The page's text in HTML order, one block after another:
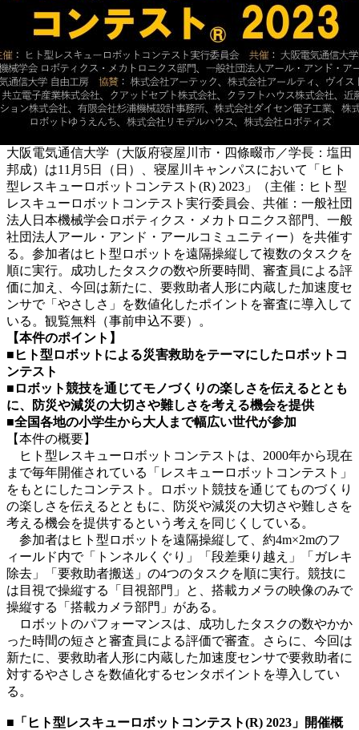
大阪電気通信大学（大阪府寝屋川市・四條畷市／学長：塩田
邦成）は11月5日（日）、寝屋川キャンパスにおいて「ヒト
型レスキューロボットコンテスト(R) 2023」（主催：ヒト型
レスキューロボットコンテスト実行委員会、共催：一般社団
法人日本機械学会ロボティクス・メカトロニクス部門、一般
社団法人アール・アンド・アールコミュニティー）を共催す
る。参加者はヒト型ロボットを遠隔操縦して複数のタスクを
順に実行。成功したタスクの数や所要時間、審査員による評
価に加え、今回は新たに、要救助者人形に内蔵した加速度セ
ンサで「やさしさ」を数値化したポイントを審査に導入して
いる。観覧無料（事前申込不要）。
【本件のポイント】
■ヒト型ロボットによる災害救助をテーマにしたロボットコ
ンテスト
■ロボット競技を通じてモノづくりの楽しさを伝えるととも
に、防災や減災の大切さや難しさを考える機会を提供
■全国各地の小学生から大人まで幅広い世代が参加
【本件の概要】
ヒト型レスキューロボットコンテストは、2000年から現在
まで毎年開催されている「レスキューロボットコンテスト」
をもとにしたコンテスト。ロボット競技を通じてものづくり
の楽しさを伝えるとともに、防災や減災の大切さや難しさを
考える機会を提供するという考えを同じくしている。
参加者はヒト型ロボットを遠隔操縦して、約4m×2mのフ
ィールド内で「トンネルくぐり」「段差乗り越え」「ガレキ
除去」「要救助者搬送」の4つのタスクを順に実行。競技に
は目視で操縦する「目視部門」と、搭載カメラの映像のみで
操縦する「搭載カメラ部門」がある。
ロボットのパフォーマンスは、成功したタスクの数やかか
った時間の短さと審査員による評価で審査。さらに、今回は
新たに、要救助者人形に内蔵した加速度センサで要救助者に
対するやさしさを数値化するセンタポイントを導入してい
る。
■「ヒト型レスキューロボットコンテスト(R) 2023」開催概